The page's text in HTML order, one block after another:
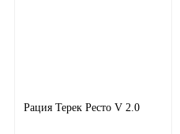
Рация Терек Ресто V 2.0